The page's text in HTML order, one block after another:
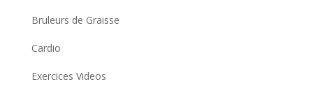
Bruleurs de Graisse
Cardio
Exercices Videos